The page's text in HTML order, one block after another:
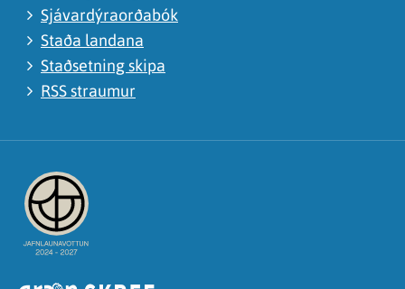
Sjávardýraorðabók
Staða landana
Staðsetning skipa
RSS straumur